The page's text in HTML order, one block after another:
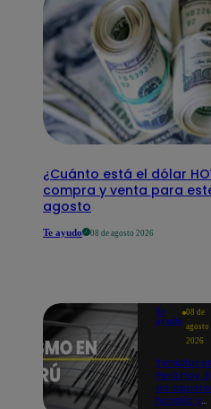
¿Cuánto está el dólar
compra y venta para
agosto
Te ayudo 08 de agosto 2026
Te
ayudo
08 de
agosto
2026
Temblor
Perú hoy, 8
de agosto:
horario y